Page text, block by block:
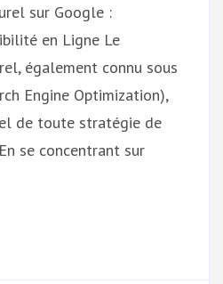
sur Google :
en Ligne Le
également connu sous
Engine Optimization),
de toute stratégie de
se concentrant sur